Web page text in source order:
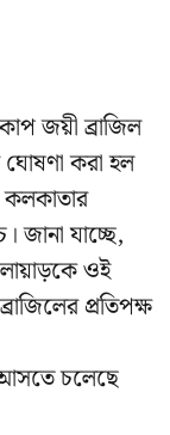
জয়ী ব্রাজিল
ঘোষণা করা হল
কলকাতার
জানা যাচ্ছে,
ওই
প্রতিপক্ষ
আসতে চলেছে